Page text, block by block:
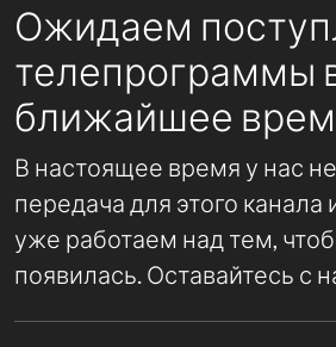
Ожидаем
телепрограммы
ближайшее
В настоящее время у нас
передача для этого
уже работаем над тем,
появилась. Оставайтесь с